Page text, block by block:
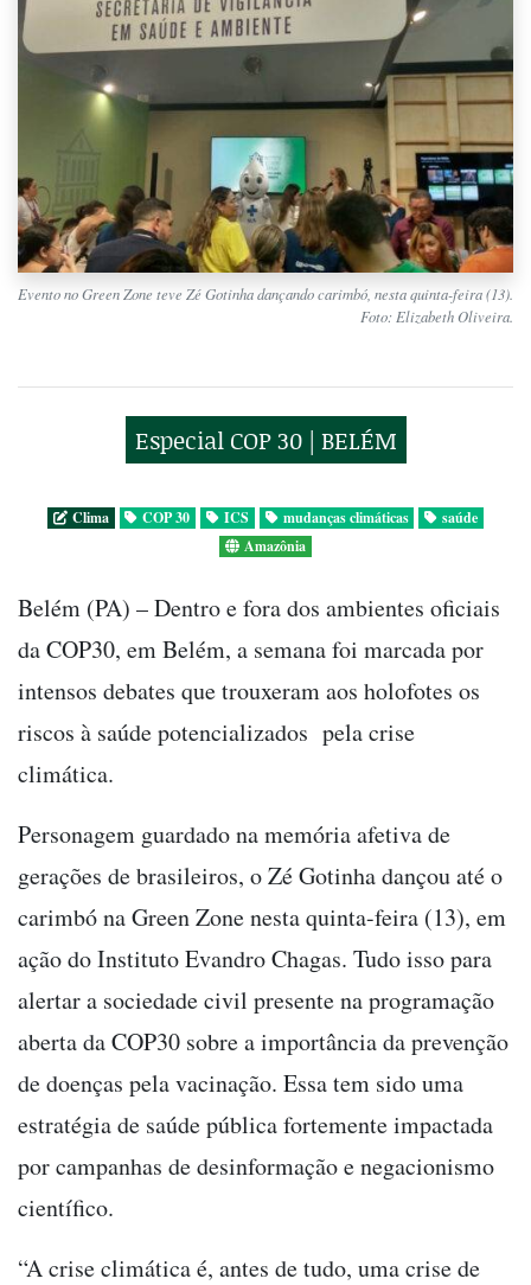
Evento no Green Zone teve Zé Gotinha dançando carimbó, nesta quinta-feira (13).
Foto: Elizabeth Oliveira.
Especial COP 30 | BELÉM
Clima COP 30 ICS mudanças climáticas
saúde
Amazônia
Belém (PA) – Dentro e fora dos ambientes oficiais
da COP30, em Belém, a semana foi marcada por
intensos debates que trouxeram aos holofotes os
riscos à saúde potencializados pela crise
climática.
Personagem guardado na memória afetiva de
gerações de brasileiros, o Zé Gotinha dançou até o
carimbó na Green Zone nesta quinta-feira (13), em
ação do Instituto Evandro Chagas. Tudo isso para
alertar a sociedade civil presente na programação
aberta da COP30 sobre a importância da prevenção
de doenças pela vacinação. Essa tem sido uma
estratégia de saúde pública fortemente impactada
por campanhas de desinformação e negacionismo
científico.
“A crise climática é, antes de tudo, uma crise de